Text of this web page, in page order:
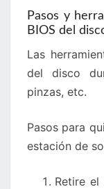
Pasos y
BIOS del
Las
del disco
pinzas, etc.
Pasos para
estación de
Retire